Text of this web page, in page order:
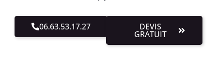
06.63.53.17.27 DEVIS
GRATUIT